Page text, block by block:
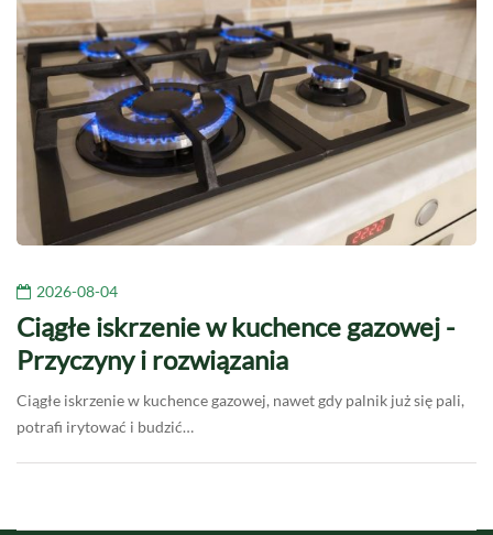
2026-08-04
Ciągłe iskrzenie w kuchence gazowej -
Przyczyny i rozwiązania
Ciągłe iskrzenie w kuchence gazowej, nawet gdy palnik już się pali,
potrafi irytować i budzić…